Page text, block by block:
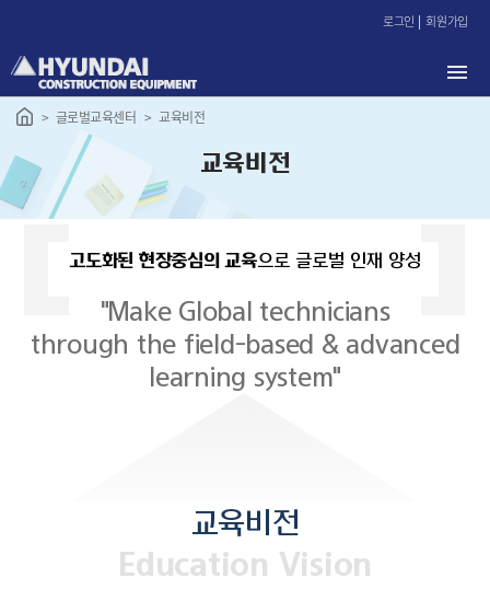
로
가
로그인 회원가입
글로벌교육센터 교육비전
교육비전
고도화된 현장중심의 교육으로 글로벌 인재 양성
"Make Global technicians
through the field-based & advanced
learning system"
교육비전
Education Vision